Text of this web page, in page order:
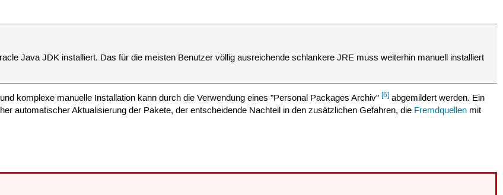
Java JDK installiert. Das für die meisten Benutzer völlig ausreichende schlankere JRE muss weiterhin manuell installiert
komplexe manuelle Installation kann durch die Verwendung eines "Personal Packages Archiv"[6] abgemildert werden. Ein
automatischer Aktualisierung der Pakete, der entscheidende Nachteil in den zusätzlichen Gefahren, die Fremdquellen mit